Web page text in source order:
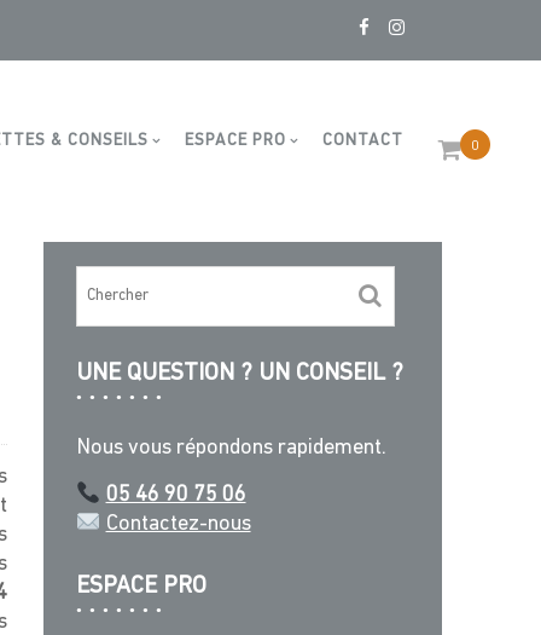
0
& CONSEILS ESPACE PRO CONTACT
UNE QUESTION ? UN CONSEIL ?
Nous vous répondons rapidement.
05 46 90 75 06
Contactez-nous
ESPACE PRO